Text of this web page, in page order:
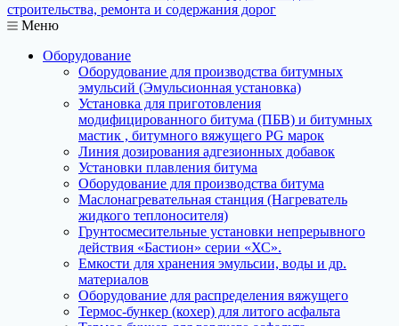
Меню
Оборудование
Оборудование для производства битумных
эмульсий (Эмульсионная установка)
Установка для приготовления
модифицированного битума (ПБВ) и битумных
мастик , битумного вяжущего PG марок
Линия дозирования адгезионных добавок
Установки плавления битума
Оборудование для производства битума
Маслонагревательная станция (Нагреватель
жидкого теплоносителя)
Грунтосмесительные установки непрерывного
действия «Бастион» серии «ХС».
Емкости для хранения эмульсии, воды и др.
материалов
Оборудование для распределения вяжущего
Термос-бункер (кохер) для литого асфальта